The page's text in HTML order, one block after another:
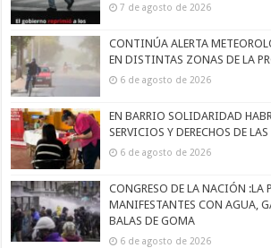
7 de agosto de 2026
CONTINÚA ALERTA
EN DISTINTAS ZONAS DE LA
6 de agosto de 2026
EN BARRIO SOLIDARIDAD
SERVICIOS Y DERECHOS DE LAS
6 de agosto de 2026
CONGRESO DE LA NACIÓN :LA
MANIFESTANTES CON AGUA,
BALAS DE GOMA
6 de agosto de 2026